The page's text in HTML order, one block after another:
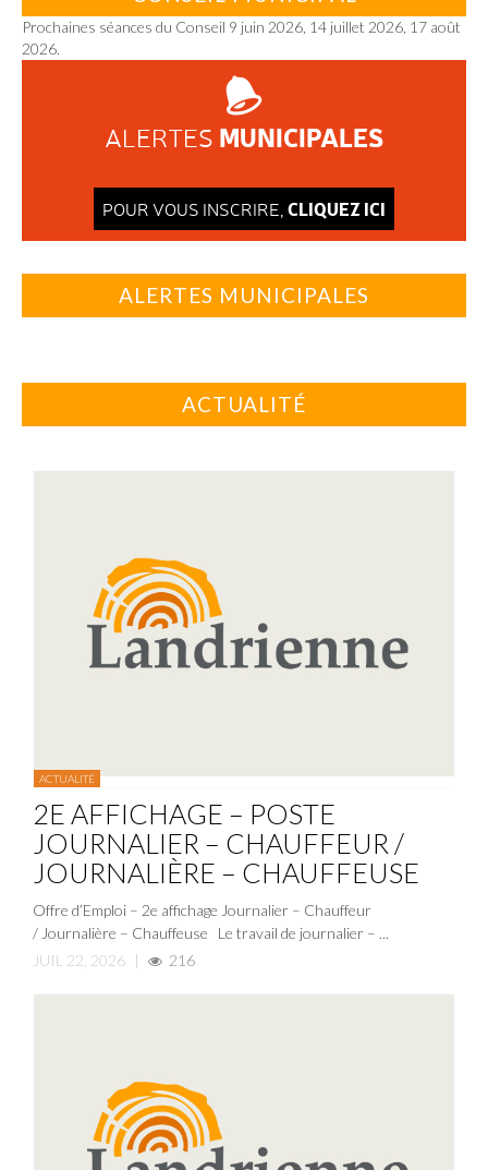
Prochaines séances du Conseil 9 juin 2026, 14 juillet 2026, 17 août
2026.
ALERTES MUNICIPALES
POUR VOUS INSCRIRE, CLIQUEZ ICI
ALERTES MUNICIPALES
ACTUALITÉ
ACTUALITÉ
2E AFFICHAGE – POSTE
JOURNALIER – CHAUFFEUR /
JOURNALIÈRE – CHAUFFEUSE
Offre d’Emploi – 2e affichage Journalier – Chauffeur
/ Journalière – Chauffeuse Le travail de journalier – ...
JUIL 22, 2026 | 216